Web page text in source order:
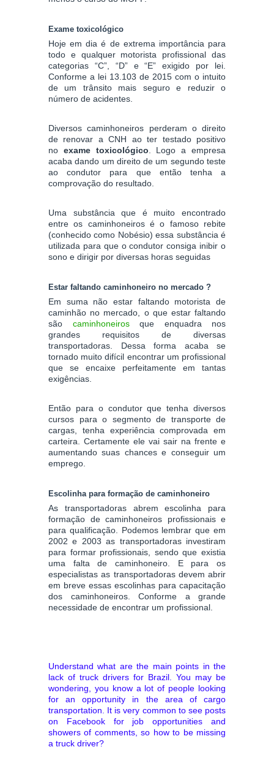
Exame toxicológico
Hoje em dia é de extrema importância para
todo e qualquer motorista profissional das
categorias “C”, “D” e “E” exigido por lei.
Conforme a lei 13.103 de 2015 com o intuito
de um trânsito mais seguro e reduzir o
número de acidentes.
Diversos caminhoneiros perderam o direito
de renovar a CNH ao ter testado positivo
no exame toxicológico . Logo a empresa
acaba dando um direito de um segundo teste
ao condutor para que então tenha a
comprovação do resultado.
Uma substância que é muito encontrado
entre os caminhoneiros é o famoso rebite
(conhecido como Nobésio) essa substância é
utilizada para que o condutor consiga inibir o
sono e dirigir por diversas horas seguidas
Estar faltando caminhoneiro no mercado ?
Em suma não estar faltando motorista de
caminhão no mercado, o que estar faltando
são caminhoneiros que enquadra nos
grandes requisitos de diversas
transportadoras. Dessa forma acaba se
tornado muito difícil encontrar um profissional
que se encaixe perfeitamente em tantas
exigências.
Então para o condutor que tenha diversos
cursos para o segmento de transporte de
cargas, tenha experiência comprovada em
carteira. Certamente ele vai sair na frente e
aumentando suas chances e conseguir um
emprego.
Escolinha para formação de caminhoneiro
As transportadoras abrem escolinha para
formação de caminhoneiros profissionais e
para qualificação. Podemos lembrar que em
2002 e 2003 as transportadoras investiram
para formar profissionais, sendo que existia
uma falta de caminhoneiro. E para os
especialistas as transportadoras devem abrir
em breve essas escolinhas para capacitação
dos caminhoneiros. Conforme a grande
necessidade de encontrar um profissional.
Understand what are the main points in the
lack of truck drivers for Brazil. You may be
wondering, you know a lot of people looking
for an opportunity in the area of ​​cargo
transportation. It is very common to see posts
on Facebook for job opportunities and
showers of comments, so how to be missing
a truck driver?